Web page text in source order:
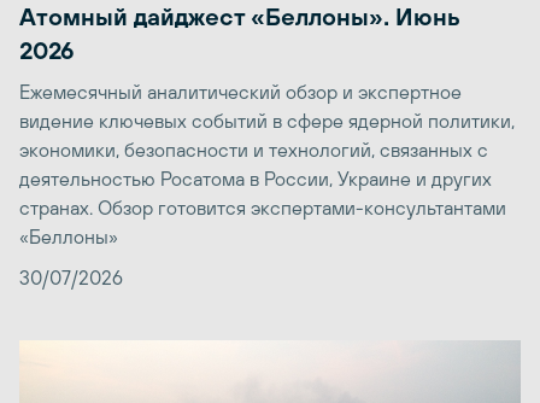
Атомный дайджест «Беллоны». Июнь
2026
Ежемесячный аналитический обзор и экспертное
видение ключевых событий в сфере ядерной политики,
экономики, безопасности и технологий, связанных с
деятельностью Росатома в России, Украине и других
странах. Обзор готовится экспертами-консультантами
«Беллоны»
30/07/2026